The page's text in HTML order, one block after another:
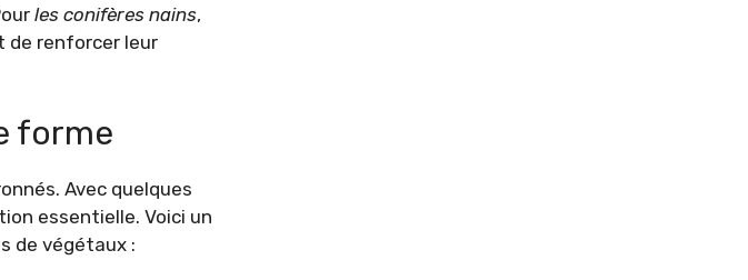
les conifères nains,
de renforcer leur
forme
Avec quelques
essentielle. Voici un
de végétaux :